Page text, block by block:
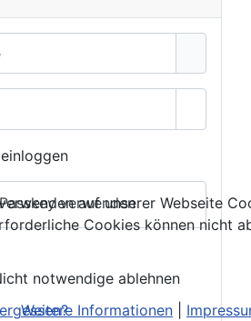
verwenden
auf unserer Webseite
Cookies können nicht
notwendige ablehnen
Weitere Informationen